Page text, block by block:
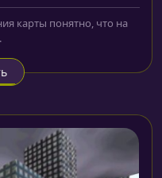
карты понятно, что на